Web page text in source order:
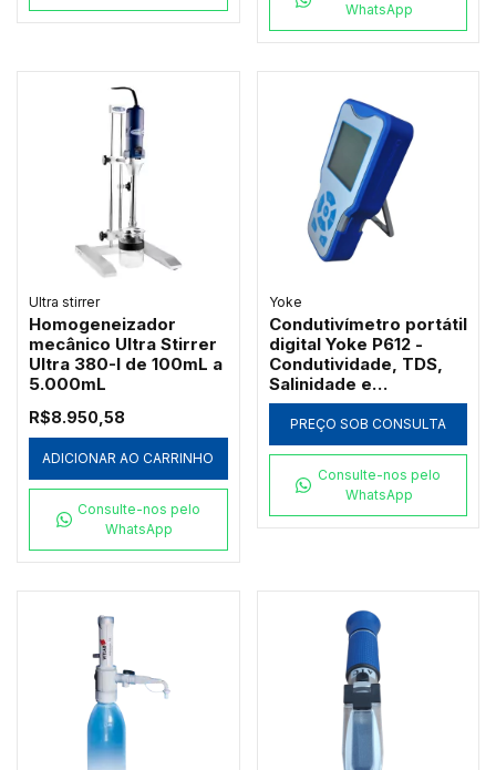
WhatsApp
Ultra stirrer
Homogeneizador
mecânico Ultra Stirrer
Ultra 380-I de 100mL a
5.000mL
R$8.950,58
ADICIONAR AO CARRINHO
Consulte-nos pelo
WhatsApp
Yoke
Condutivímetro portátil
digital Yoke P612 -
Condutividade, TDS,
Salinidade e
Resistividade
PREÇO SOB CONSULTA
Consulte-nos pelo
WhatsApp